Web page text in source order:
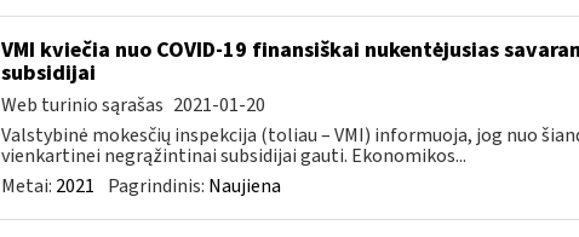
VMI kviečia nuo COVID-19 finansiškai nukentėjusias
subsidijai
Web turinio sąrašas 2021-01-20
Valstybinė mokesčių inspekcija (toliau – VMI) informuoja, jog nuo
vienkartinei negrąžintinai subsidijai gauti. Ekonomikos...
Metai: 2021 Pagrindinis: Naujiena